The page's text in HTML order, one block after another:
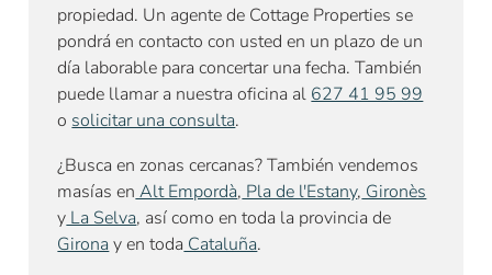
propiedad. Un agente de Cottage Properties se
pondrá en contacto con usted en un plazo de un
día laborable para concertar una fecha. También
puede llamar a nuestra oficina al627 41 95 99
osolicitar una consulta.
¿Busca en zonas cercanas? También vendemos
masías en Alt Empordà, Pla de l'Estany, Gironès
y La Selva, así como en toda la provincia de
Girona y en toda Cataluña.